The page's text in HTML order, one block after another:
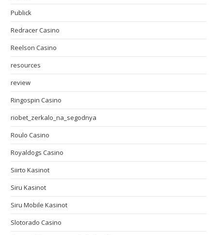
Publick
Redracer Casino
Reelson Casino
resources
review
Ringospin Casino
riobet_zerkalo_na_segodnya
Roulo Casino
Royaldogs Casino
Siirto Kasinot
Siru Kasinot
Siru Mobile Kasinot
Slotorado Casino